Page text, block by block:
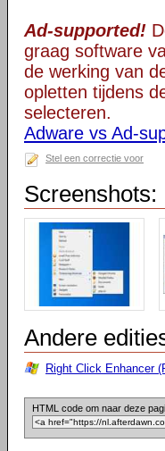
Ad-supported!
graag software
de werking van
opletten tijdens
selecteren.
Adware vs Ad-
Stel een correctie voor
Screenshots:
Andere
Right Click Enhancer
HTML code om naar deze